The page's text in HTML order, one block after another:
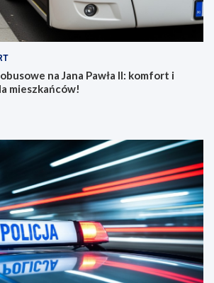
na Jana Pawła II: komfort i
mieszkańców!